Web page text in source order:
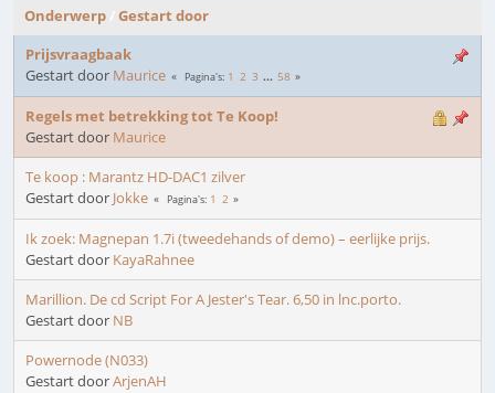
Onderwerp
Gestart door
Prijsvraagbaak
Gestart door Maurice Pagina's 1 2 3 ... 58
Regels met betrekking tot Te Koop!
Gestart door Maurice
Te koop : Marantz HD-DAC1 zilver
Gestart door Jokke Pagina's 1 2
Ik zoek: Magnepan 1.7i (tweedehands of demo) – eerlijke prijs.
Gestart door KayaRahnee
Marillion. De cd Script For A Jester's Tear. 6,50 in lnc.porto.
Gestart door NB
Powernode (N033)
Gestart doorArjenAH